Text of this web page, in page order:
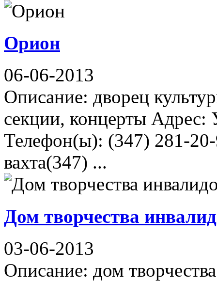
Орион
06-06-2013
Описание: дворец
секции, концерты
Телефон(ы): (347) 281-
вахта(347) ...
Дом творчества
03-06-2013
Описание: дом